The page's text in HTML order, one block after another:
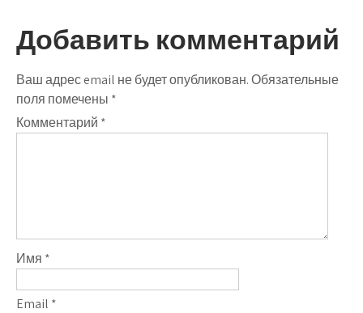
Добавить комментарий
Ваш адрес email не будет опубликован.Обязательные
поля помечены *
Комментарий *
Имя *
Email *